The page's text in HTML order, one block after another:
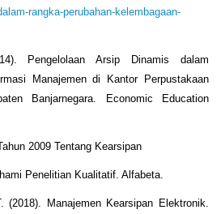
rangka-perubahan-kelembagaan-
Pengelolaan Arsip Dinamis dalam
Manajemen di Kantor Perpustakaan
Banjarnegara. Economic Education
2009 Tentang Kearsipan
Penelitian Kualitatif. Alfabeta.
Manajemen Kearsipan Elektronik.